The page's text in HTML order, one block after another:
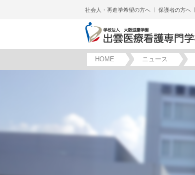
社会人・再進学希望の方へ 保護者の方へ
HOME ニュース